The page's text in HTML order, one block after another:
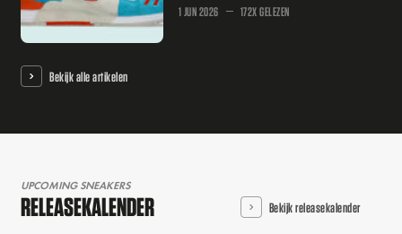
1 JUN 2026 172X GELEZEN
Bekijk alle artikelen
UPCOMING SNEAKERS
RELEASEKALENDER Bekijk releasekalender